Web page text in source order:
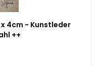
4cm - Kunstleder
++